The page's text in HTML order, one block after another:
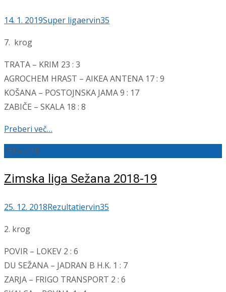
14. 1. 2019Super ligaervin35
7. krog
TRATA – KRIM 23 : 3
AGROCHEM HRAST – AIKEA ANTENA 17 : 9
KOŠANA – POSTOJNSKA JAMA 9 : 17
ZABIČE – SKALA 18 : 8
Preberi več…
25Dec/18
Zimska liga Sežana 2018-19
25. 12. 2018Rezultatiervin35
2. krog
POVIR – LOKEV 2 : 6
DU SEŽANA – JADRAN B H.K. 1 : 7
ZARJA – FRIGO TRANSPORT 2 : 6